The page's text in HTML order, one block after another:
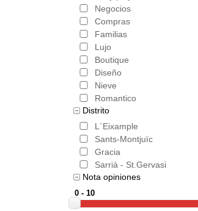
Negocios
Compras
Familias
Lujo
Boutique
Diseño
Nieve
Romantico
Distrito
L`Eixample
Sants-Montjuïc
Gracia
Sarrià - St.Gervasi
Nota opiniones